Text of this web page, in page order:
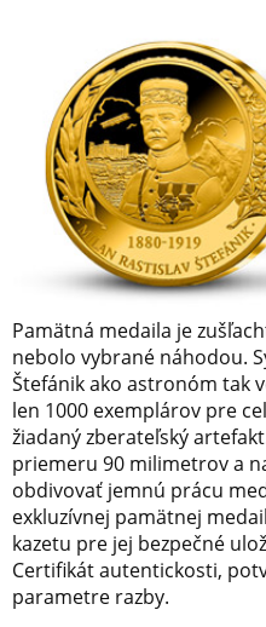
Pamätná medaila je
nebolo vybrané náhodou.
Štefánik ako astronóm tak
len 1000 exemplárov pre
žiadaný zberateľský
priemeru 90 milimetrov a
obdivovať jemnú prácu
exkluzívnej pamätnej
kazetu pre jej bezpečné
Certifikát autentickosti,
parametre razby.